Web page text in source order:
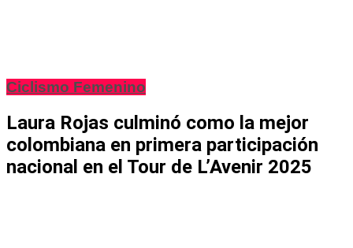
Ciclismo Femenino
Laura Rojas culminó como la mejor
colombiana en primera participación
nacional en el Tour de L’Avenir 2025